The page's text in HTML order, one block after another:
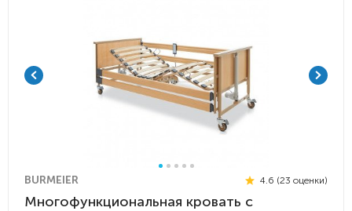
BURMEIER 4.6 (23 оценки)
Многофункциональная кровать с